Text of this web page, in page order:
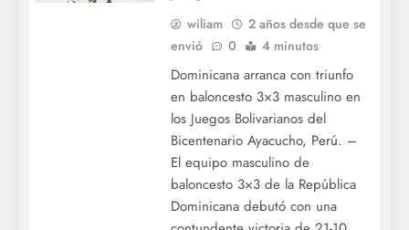
wiliam
2 años desde que se
envió
0 4 minutos
Dominicana arranca con triunfo
en baloncesto 3×3 masculino en
los Juegos Bolivarianos del
Bicentenario Ayacucho, Perú. –
El equipo masculino de
baloncesto 3×3 de la República
Dominicana debutó con una